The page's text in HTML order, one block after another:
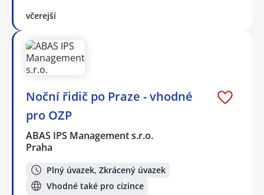
včerejší
Noční řidič po Praze - vhodné
pro OZP
ABAS IPS Management s.r.o.
Praha
Plný úvazek, Zkrácený úvazek
Vhodné také pro cizince